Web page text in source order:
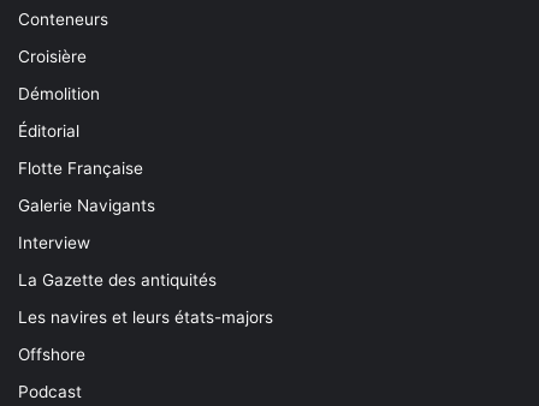
Conteneurs
Croisière
Démolition
Éditorial
Flotte Française
Galerie Navigants
Interview
La Gazette des antiquités
Les navires et leurs états-majors
Offshore
Podcast